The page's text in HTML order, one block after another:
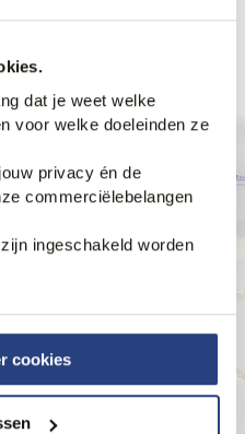
dat je weet welke
voor welke doeleinden ze
privacy én de
commerciëlebelangen
ingeschakeld worden
cookies
Weekdeal.